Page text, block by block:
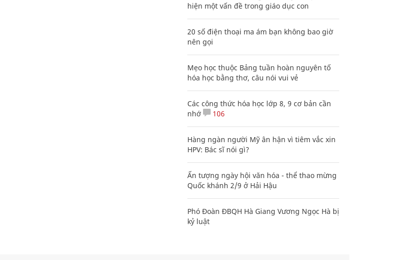
hiện một vấn đề trong giáo dục con
20 số điện thoại ma ám bạn không bao giờ
nên gọi
Mẹo học thuộc Bảng tuần hoàn nguyên tố
hóa học bằng thơ, câu nói vui vẻ
Các công thức hóa học lớp 8, 9 cơ bản cần
nhớ
106
Hàng ngàn người Mỹ ân hận vì tiêm vắc xin
HPV: Bác sĩ nói gì?
Ấn tượng ngày hội văn hóa - thể thao mừng
Quốc khánh 2/9 ở Hải Hậu
Phó Đoàn ĐBQH Hà Giang Vương Ngọc Hà bị
kỷ luật